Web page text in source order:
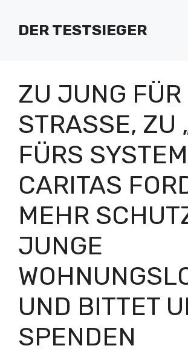
Inhalt
springenDER TESTSIEGER
ZU JUNG FÜR
STRASSE, ZU
ÜRS SYSTEM:
ARITAS
EHR SCHUTZ
UNGE W
ND BITTET UM
PENDEN